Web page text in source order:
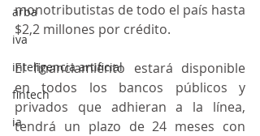
arba
iva
inteligencia artificial
fintech
ia
monotributistas de todo el país hasta
$2,2 millones por crédito.
El financiamiento estará disponible
en todos los bancos públicos y
privados que adhieran a la línea,
tendrá un plazo de 24 meses con